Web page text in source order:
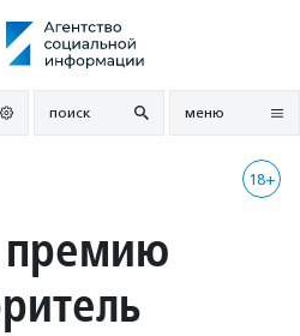
поиск меню
18+
премию